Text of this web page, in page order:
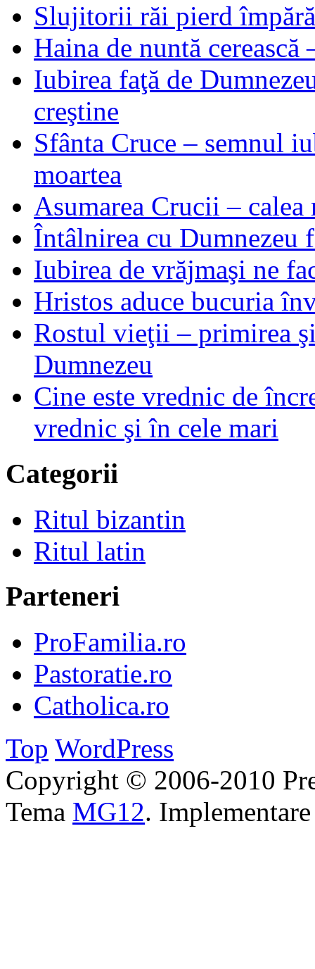
Slujitorii răi pierd
Haina de nuntă
Iubirea faţă de
creştine
Sfânta Cruce – semnul
moartea
Asumarea Crucii –
Întâlnirea cu Dumnezeu
Iubirea de vrăjmaşi ne
Hristos aduce bucuria
Rostul vieţii – primirea
Dumnezeu
Cine este vrednic de
vrednic şi în cele mari
Categorii
Ritul bizantin
Ritul latin
Parteneri
ProFamilia.ro
Pastoratie.ro
Catholica.ro
Top WordPress
Copyright © 2006-2010
Tema MG12.